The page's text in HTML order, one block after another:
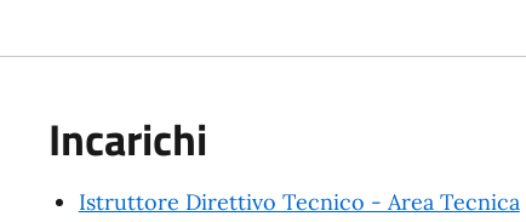
Incarichi
Istruttore Direttivo Tecnico - Area Tecnica